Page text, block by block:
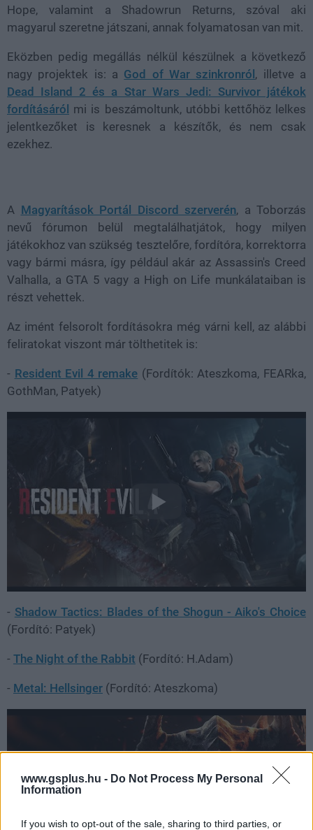
www.gsplus.hu - Do Not Process My Personal
Information
If you wish to opt-out of the sale, sharing to third parties, or
Hope, valamint a Shadowrun Returns, szóval aki
magyarul szeretne játszani, annak folyamatosan van mit.
Eközben pedig megállás nélkül készülnek a következő
nagy projektek is: a God of War szinkronról , illetve a
Dead Island 2 és a Star Wars Jedi: Survivor játékok
fordításáról mi is beszámoltunk, utóbbi kettőhöz lelkes
jelentkezőket is keresnek a készítők, és nem csak
ezekhez.
A Magyarítások Portál Discord szerverén, a Toborzás
nevű fórumon belül megtalálhatjátok, hogy milyen
játékokhoz van szükség tesztelőre, fordítóra, korrektorra
vagy bármi másra, így például akár az Assassin's Creed
Valhalla, a GTA 5 vagy a High on Life munkálataiban is
részt vehettek.
Az imént felsorolt fordításokra még várni kell, az alábbi
feliratokat viszont már tölthetitek is:
- Resident Evil 4 remake (Fordítók: Ateszkoma, FEARka,
GothMan, Patyek)
- Shadow Tactics: Blades of the Shogun - Aiko's Choice
(Fordító: Patyek)
- The Night of the Rabbit (Fordító: H.Adam)
- Metal: Hellsinger (Fordító: Ateszkoma)